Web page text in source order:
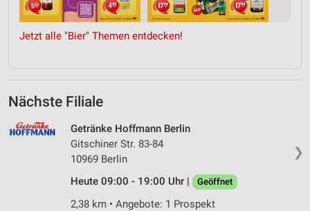
Jetzt alle "Bier" Themen entdecken!
Nächste Filiale
❯
Getränke Hoffmann Berlin
Gitschiner Str. 83-84
10969 Berlin
Heute 09:00 - 19:00 Uhr |
Geöffnet
2,38 km • Angebote: 1 Prospekt